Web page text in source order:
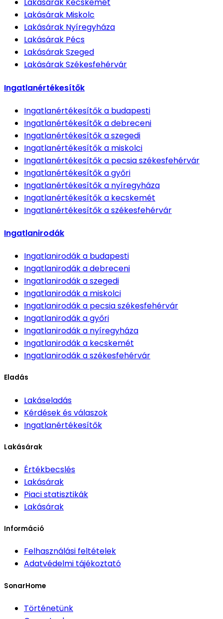
Lakásárak Kecskemét
Lakásárak Miskolc
Lakásárak Nyíregyháza
Lakásárak Pécs
LakásárakSzeged
LakásárakSzékesfehérvár
Ingatlanértékesítők
Ingatlanértékesítőka budapesti
Ingatlanértékesítőka debreceni
Ingatlanértékesítőka szegedi
Ingatlanértékesítőka miskolci
Ingatlanértékesítőka pecsia székesfehérvár
Ingatlanértékesítőka győri
Ingatlanértékesítőka nyíregyháza
Ingatlanértékesítőka kecskemét
Ingatlanértékesítőka székesfehérvár
Ingatlanirodák
Ingatlanirodáka budapesti
Ingatlanirodáka debreceni
Ingatlanirodáka szegedi
Ingatlanirodáka miskolci
Ingatlanirodáka pecsia székesfehérvár
Ingatlanirodáka győri
Ingatlanirodáka nyíregyháza
Ingatlanirodáka kecskemét
Ingatlanirodáka székesfehérvár
Eladás
Lakáseladás
Kérdések és válaszok
Ingatlanértékesítők
Lakásárak
Értékbecslés
Lakásárak
Piaci statisztikák
Lakásárak
Információ
Felhasználási feltételek
Adatvédelmi tájékoztató
SonarHome
Történetünk